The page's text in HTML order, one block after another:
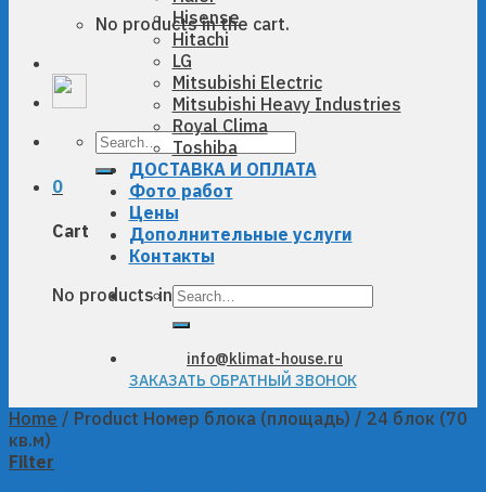
No products in the cart.
Search
0
Cart
No products in the cart.
Hisense
Hitachi
LG
Mitsubishi Electric
Mitsubishi Heavy Industries
Royal Clima
Toshiba
ДОСТАВКА И ОПЛАТА
Фото работ
Цены
Дополнительные услуги
Контакты
Search
info@klimat-house.ru
ЗАКАЗАТЬ ОБРАТНЫЙ ЗВОНОК
Home / Product Номер блока (площадь) / 24 блок (70
кв.м)
Filter